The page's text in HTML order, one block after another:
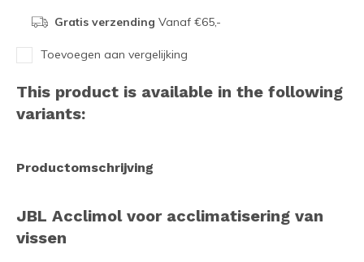
Gratis verzending Vanaf €65,-
Toevoegen aan vergelijking
This product is available in the following
variants:
Productomschrijving
JBL Acclimol voor acclimatisering van
vissen